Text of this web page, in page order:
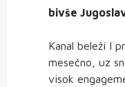
bivše
Kanal beleži I
mesečno, uz
visok